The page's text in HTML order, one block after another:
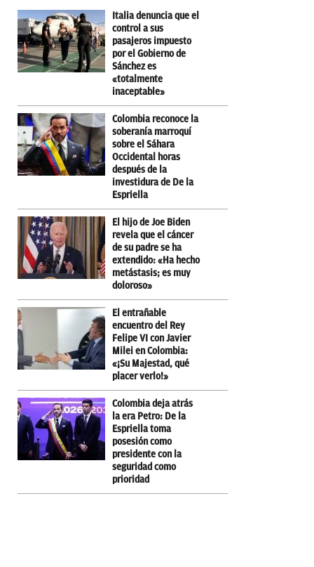
Italia denuncia que el
control a sus
pasajeros impuesto
por el Gobierno de
Sánchez es
«totalmente
inaceptable»
Colombia reconoce la
soberanía marroquí
sobre el Sáhara
Occidental horas
después de la
investidura de De la
Espriella
El hijo de Joe Biden
revela que el cáncer
de su padre se ha
extendido: «Ha hecho
metástasis; es muy
doloroso»
El entrañable
encuentro del Rey
Felipe VI con Javier
Milei en Colombia:
«¡Su Majestad, qué
placer verlo!»
Colombia deja atrás
la era Petro: De la
Espriella toma
posesión como
presidente con la
seguridad como
prioridad